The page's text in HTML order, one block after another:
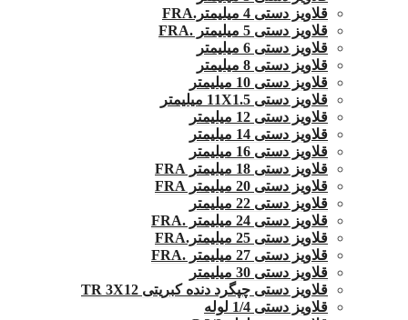
قلاویز دستی 4 میلیمتر.FRA
قلاویز دستی 5 میلیمتر .FRA
قلاویز دستی 6 میلیمتر
قلاویز دستی 8 میلیمتر
قلاویز دستی 10 میلیمتر
قلاویز دستی 11X1.5 میلیمتر
قلاویز دستی 12 میلیمتر
قلاویز دستی 14 میلیمتر
قلاویز دستی 16 میلیمتر
قلاویز دستی 18 میلیمتر FRA
قلاویز دستی 20 میلیمتر FRA
قلاویز دستی 22 میلیمتر
قلاویز دستی 24 میلیمتر .FRA
قلاویز دستی 25 میلیمتر.FRA
قلاویز دستی 27 میلیمتر .FRA
قلاویز دستی 30 میلیمتر
قلاویز دستی چپگرد دنده کبریتی TR 3X12
قلاویز دستی 1/4 لوله